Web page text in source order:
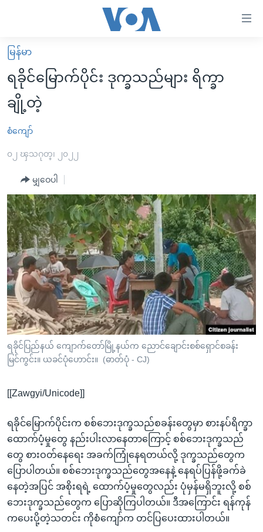
လွယ်ကူ
စေ
သည့်
Link
များ
ပင်မ
ကျော်
ကြည့်
ရန်
ပင်မ
အ
ညွန်း
စာမျက်နှာ
သို့
ကျော်
ကြည့်
ရန်
ရန်
သို့
ကျော်
ရန်
မူလစာမျက်နှာ
မြန်မာ
ကမ္ဘာ့သတင်းများ
နိုင်ငံတကာ
အစ္စရေး-ပါလက်စတိုင်း
ဗွီဒီယို
အင်္ဂလိပ်စာလေ့လာမယ်
အမေရိကန်သုံးအီဒီယံ
မကြေးမုံရဲ့ အင်္ဂလိပ်စာ
ရုပ်ရှင်ထဲက အင်္ဂလိပ်စာ
သုတပဒေသာ အင်္ဂလိပ်စာ
အပတ်စဉ်ကဏ္ဍများ
ရေဒီယို
တီဗွီ
ရေဒီယိုနှင့်ရုပ်သံ အချက်အလက်များ
ရေဒီယို/တီဗွီအစီအစဉ်
Learning English
ဗွီအိုအေ လူမှုကွန်ယက်များ
မြန်မာ
ရခိုင်မြောက်ပိုင်း ဒုက္ခသည်များ ရိက္ခာ
ချို့တဲ့
စံကျော်
၀၂ ၾသဂုတ္၊ ၂၀၂၂
မျှဝေပါ
ရခိုင်ပြည်နယ် ကျောက်တော်မြို့နယ်က ညောင်ချောင်းစစ်ရှောင်စခန်း
မြင်ကွင်း။ ယခင်ပုံဟောင်း။ (ဓာတ်ပုံ - CJ)
[[Zawgyi/Unicode]]
ရခိုင်မြောက်ပိုင်းက စစ်ဘေးဒုက္ခသည်စခန်းတွေမှာ စားနပ်ရိက္ခာ
ထောက်ပံ့မှုတွေ နည်းပါးလာနေတာကြောင့် စစ်ဘေးဒုက္ခသည်
တွေ စားဝတ်နေရေး အခက်ကြုံနေရတယ်လို့ ဒုက္ခသည်တွေက
ပြောပါတယ်။ စစ်ဘေးဒုက္ခသည်တွေအနေနဲ့ နေရပ်ပြန်ဖို့ခက်ခဲ
နေတဲ့အပြင် အစိုးရရဲ့ ထောက်ပံ့မှုတွေလည်း ပုံမှန်မရှိဘူးလို့ စစ်
ဘေးဒုက္ခသည်တွေက ပြောဆိုကြပါတယ်။ ဒီအကြောင်း ရန်ကုန်
ကပေးပို့တဲ့သတင်း ကိုစံကျော်က တင်ပြပေးထားပါတယ်။